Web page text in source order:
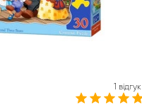
1 відгук